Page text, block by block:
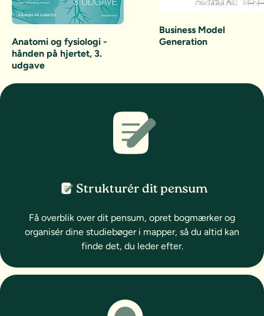
Anatomi og fysiologi -
hånden på hjertet, 3.
udgave
Business Model
Generation
Strukturér dit pensum
Få overblik over dit pensum, opret bogmærker og
organisér dine studiebøger i mapper, så du altid kan
finde det, du leder efter.